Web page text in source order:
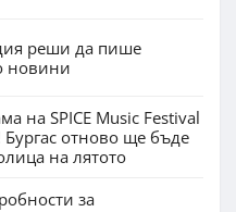
реши да пише
новини
на SPICE Music Festival
Бургас отново ще бъде
на лятото
за